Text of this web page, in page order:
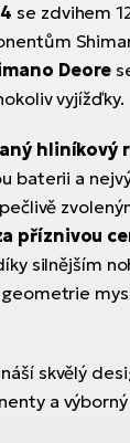
se zdvihem
Deore
vyjížďky.
hliníkový
baterii a
příznivou
silnějším
skvělý
a